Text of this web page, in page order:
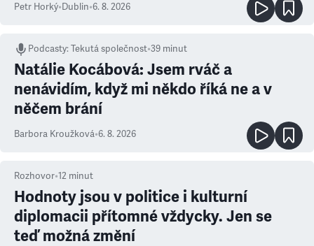
Petr Horký•Dublin•6. 8. 2026
Podcasty:Tekutá společnost•39 minut
Natálie Kocábová: Jsem rváč a
nenávidím, když mi někdo říká ne a v
něčem brání
Barbora Kroužková•6. 8. 2026
Rozhovor•12 minut
Hodnoty jsou v politice i kulturní
diplomacii přítomné vždycky. Jen se
teď možná změní